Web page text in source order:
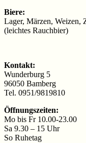
Biere:
Lager, Märzen,
(leichtes Rauchbier)
Kontakt:
Wunderburg 5
96050 Bamberg
Tel. 0951/9819810
Öffnungszeiten:
Mo bis Fr 10.00-23.00
Sa 9.30 – 15 Uhr
So Ruhetag